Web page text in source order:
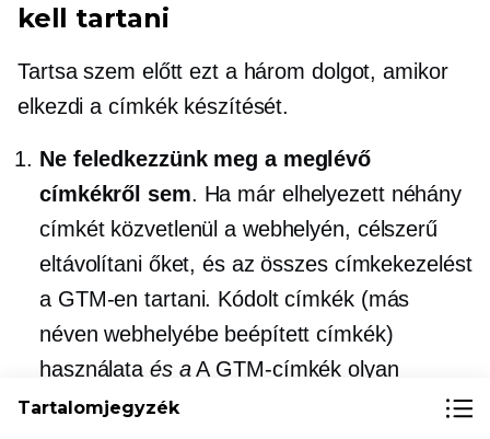
kell tartani
Tartsa szem előtt ezt a három dolgot, amikor
elkezdi a címkék készítését.
Ne feledkezzünk meg a meglévő
címkékről sem. Ha már elhelyezett néhány
címkét közvetlenül a webhelyén, célszerű
eltávolítani őket, és az összes címkekezelést
a GTM-en tartani. Kódolt címkék (más
néven webhelyébe beépített címkék)
használata és aA GTM-címkék olyan
hibákat okozhatnak, mint pl
kettős számolás
Tartalomjegyzék